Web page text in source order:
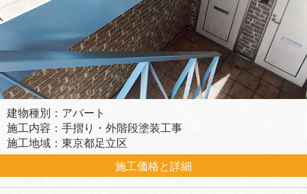
建物種別：アパート
施工内容：手摺り・外階段塗装工事
施工地域：東京都足立区
施工価格と詳細